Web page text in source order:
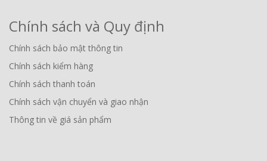
Chính sách và Quy định
Chính sách bảo mật thông tin
Chính sách kiểm hàng
Chính sách thanh toán
Chính sách vận chuyển và giao nhận
Thông tin về giá sản phẩm